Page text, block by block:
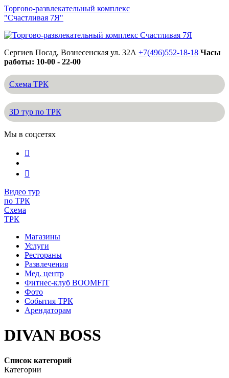
Торгово-развлекательный комплекс
"Счастливая 7Я"
Сергиев Посад, Вознесенская ул. 32А +7(496)552-18-18 Часы
работы: 10-00 - 22-00
Схема ТРК
3D тур по ТРК
Мы в соцсетях
Видео тур
по ТРК
Схема
ТРК
Магазины
Услуги
Рестораны
Развлечения
Мед. центр
Фитнес-клуб BOOMFIT
Фото
События ТРК
Арендаторам
DIVAN BOSS
Список категорий
Категории